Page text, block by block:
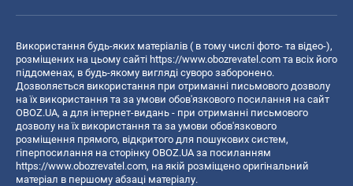
Використання будь-яких матеріалів ( в тому числі фото- та відео-),
розміщених на цьому сайті https://www.obozrevatel.com та всіх його
піддоменах, в будь-якому вигляді суворо заборонено.
Дозволяється використання при отриманні письмового дозволу
на їх використання та за умови обов'язкового посилання на сайт
OBOZ.UA, а для інтернет-видань - при отриманні письмового
дозволу на їх використання та за умови обов'язкового
розміщення прямого, відкритого для пошукових систем,
гіперпосилання на сторінку OBOZ.UA за посиланням
https://www.obozrevatel.com, на якій розміщено оригінальний
матеріал в першому абзаці матеріалу.